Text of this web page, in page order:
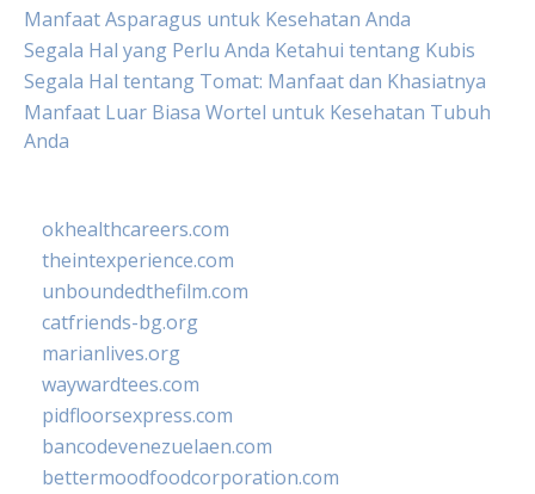
Manfaat Asparagus untuk Kesehatan Anda
Segala Hal yang Perlu Anda Ketahui tentang Kubis
Segala Hal tentang Tomat: Manfaat dan Khasiatnya
Manfaat Luar Biasa Wortel untuk Kesehatan Tubuh
Anda
okhealthcareers.com
theintexperience.com
unboundedthefilm.com
catfriends-bg.org
marianlives.org
waywardtees.com
pidfloorsexpress.com
bancodevenezuelaen.com
bettermoodfoodcorporation.com